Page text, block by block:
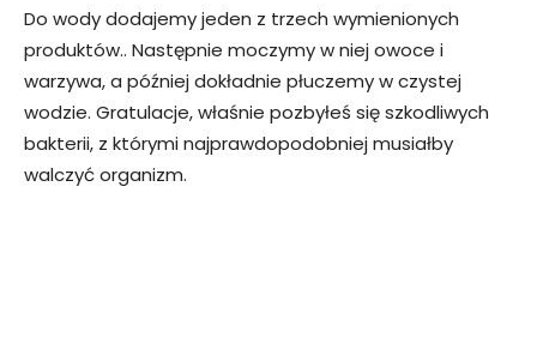
Do wody dodajemy jeden z trzech wymienionych
produktów.. Następnie moczymy w niej owoce i
warzywa, a później dokładnie płuczemy w czystej
wodzie. Gratulacje, właśnie pozbyłeś się szkodliwych
bakterii, z którymi najprawdopodobniej musiałby
walczyć organizm.